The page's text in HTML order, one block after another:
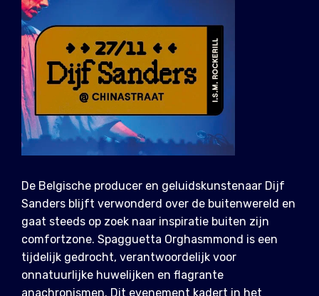
De Belgische producer en geluidskunstenaar Dijf
Sanders blijft verwonderd over de buitenwereld en
gaat steeds op zoek naar inspiratie buiten zijn
comfortzone. Spagguetta Orghasmmond is een
tijdelijk gedrocht, verantwoordelijk voor
onnatuurlijke huwelijken en flagrante
anachronismen. Dit evenement kadert in het